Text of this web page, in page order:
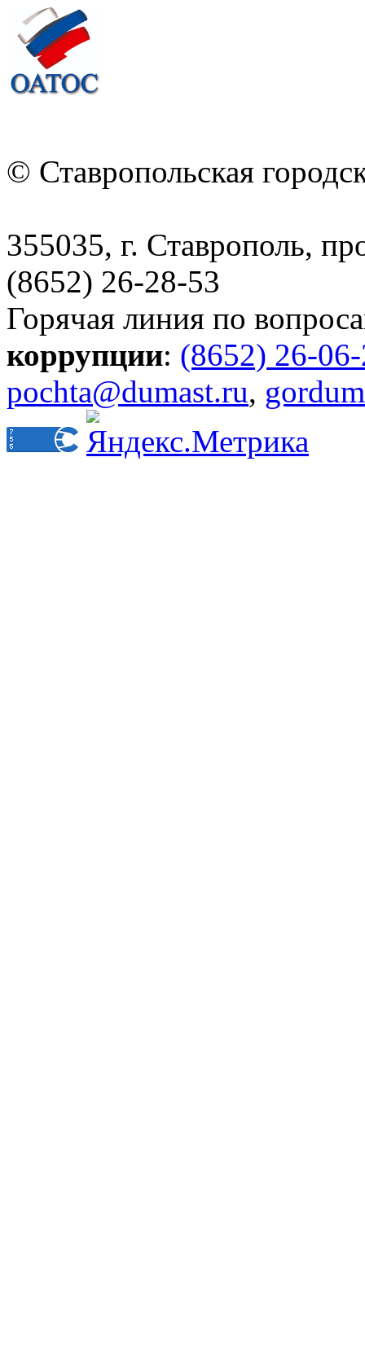
© Ставропольская
355035, г. Ставрополь,
(8652) 26-28-53
Горячая линия по
коррупции: (8652) 26-
pochta@dumast.ru,